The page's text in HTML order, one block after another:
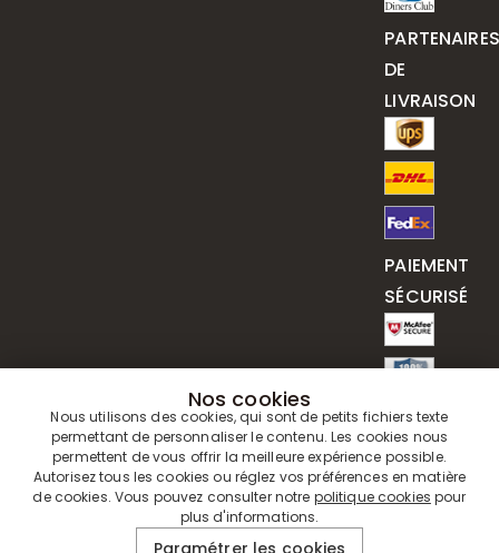
PARTENAIRES
DE
LIVRAISON
PAIEMENT
SÉCURISÉ
© 2019 - 2026Drawelry . Tous Droits Réservés.
Nos cookies
Nous utilisons des cookies, qui sont de petits fichiers texte
permettant de personnaliser le contenu. Les cookies nous
permettent de vous offrir la meilleure expérience possible.
Autorisez tous les cookies ou réglez vos préférences en matière
de cookies. Vous pouvez consulter notre politique cookies pour
plus d'informations.
Paramétrer les cookies